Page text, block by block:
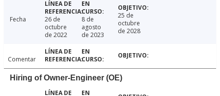
Fecha
26 de
octubre
de 2022
8 de
agosto
de 2023
25 de
octubre
de 2028
Comentar
Hiring of Owner-Engineer (OE)